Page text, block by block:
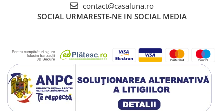
contact@casaluna.ro
SOCIAL URMARESTE-NE IN SOCIAL MEDIA